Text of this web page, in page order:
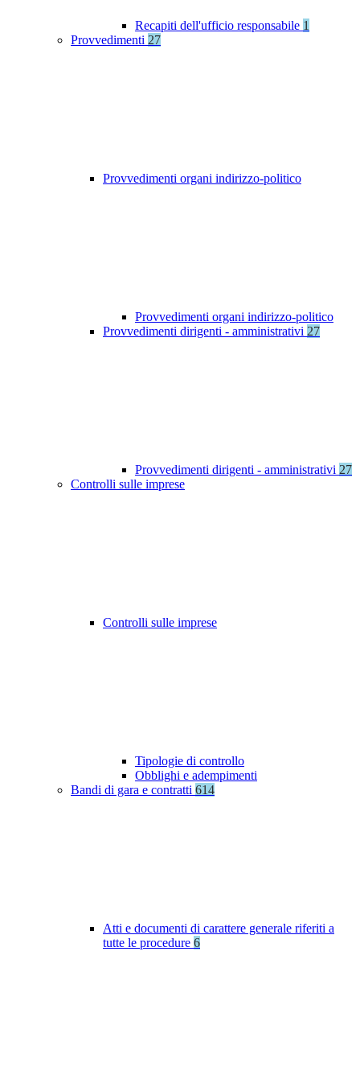
Recapiti dell'ufficio responsabile 1
Provvedimenti 27
Provvedimenti organi indirizzo-politico
Provvedimenti organi indirizzo-politico
Provvedimenti dirigenti - amministrativi 27
Provvedimenti dirigenti - amministrativi 27
Controlli sulle imprese
Controlli sulle imprese
Tipologie di controllo
Obblighi e adempimenti
Bandi di gara e contratti 614
Atti e documenti di carattere generale riferiti a
tutte le procedure 6